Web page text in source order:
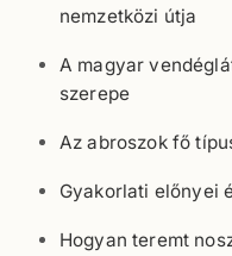
nemzetközi útja
A magyar
szerepe
Az abroszok fő
Gyakorlati előnyei
Hogyan teremt